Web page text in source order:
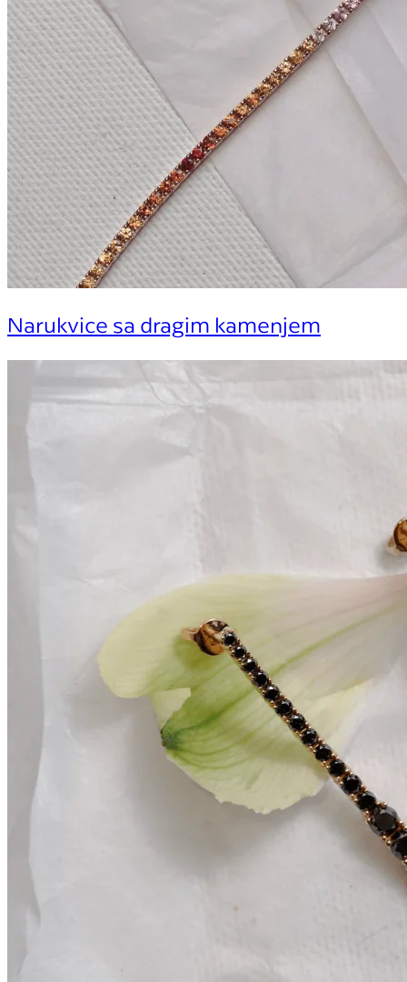
Narukvice sa dragim kamenjem